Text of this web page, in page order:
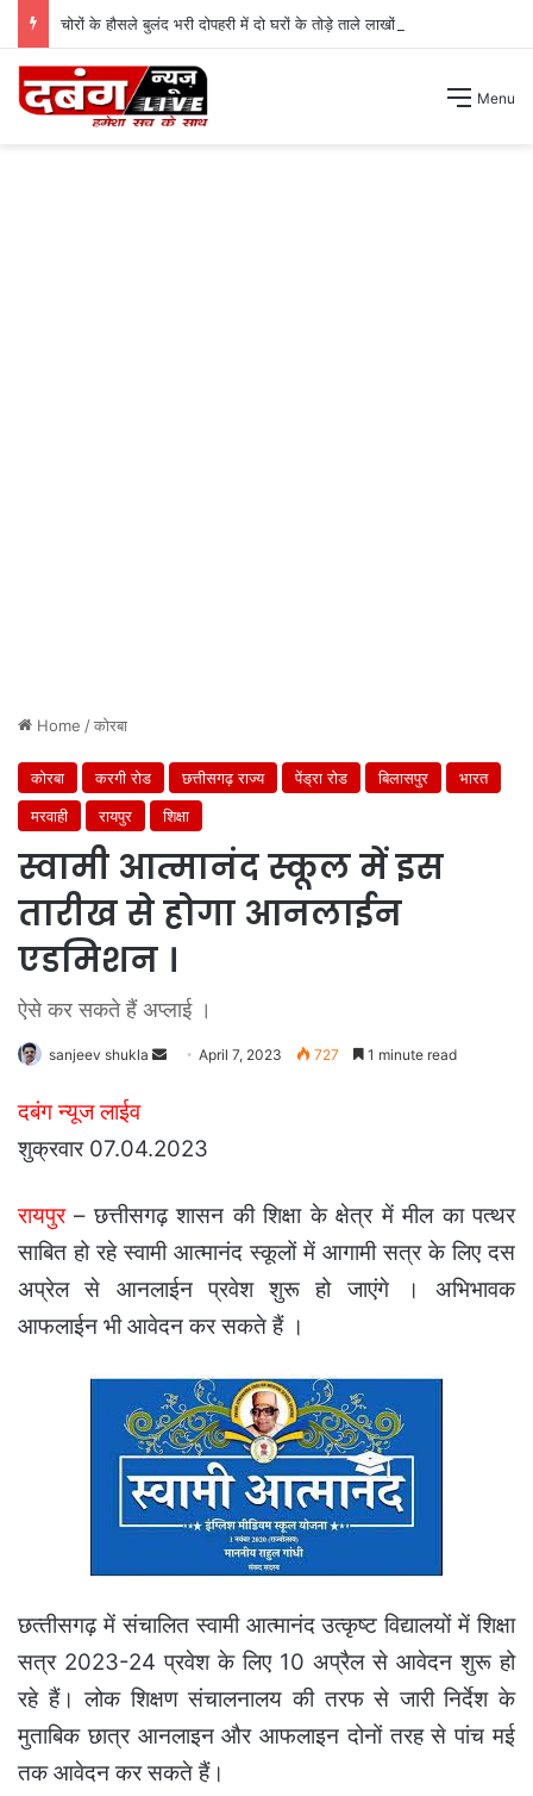
Menu
Home /कोरबा
कोरबा करगी रोड छत्तीसगढ़ राज्य पेंड्रा रोड बिलासपुर
भारत
मरवाही
रायपुर शिक्षा
स्वामी आत्मानंद स्कूल में इस
तारीख से होगा आनलाईन
एडमिशन ।
ऐसे कर सकते हैं अप्लाई ।
sanjeev shukla
SendApril 7, 2023 727 1 minute read
दबंग न्यूज लाईव
शुक्रवार 07.04.2023
रायपुर– छत्तीसगढ़ शासन की शिक्षा के क्षेत्र में मील का पत्थर
साबित हो रहे स्वामी आत्मानंद स्कूलों में आगामी सत्र के लिए दस
अप्रेल से आनलाईन प्रवेश शुरू हो जाएंगे । अभिभावक
आफलाईन भी आवेदन कर सकते हैं ।
छत्‍तीसगढ़ में संचालित स्वामी आत्मानंद उत्कृष्ट विद्यालयों में शिक्षा
सत्र 2023-24 प्रवेश के लिए 10 अप्रैल से आवेदन शुरू हो
रहे हैं। लोक शिक्षण संचालनालय की तरफ से जारी निर्देश के
मुताबिक छात्र आनलाइन और आफलाइन दोनों तरह से पांच मई
तक आवेदन कर सकते हैं।